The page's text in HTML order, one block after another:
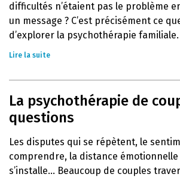
difficultés n’étaient pas le problème
un message ? C’est précisément ce
d’explorer la psychothérapie familiale.
Lire la suite
La psychothérapie de
questions
Les disputes qui se répètent, le
comprendre, la distance
s’installe… Beaucoup de couples